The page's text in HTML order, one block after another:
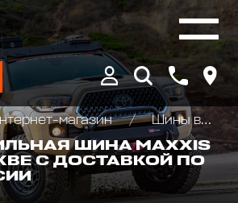
магазин
Шины всесезонные внедорожные
ШИНА MAXXIS
С ДОСТАВКОЙ ПО